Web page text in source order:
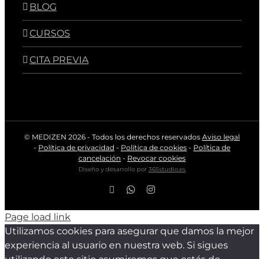
BLOG
CURSOS
CITA PREVIA
© MEDIZEN 2026 - Todos los derechos reservados Aviso legal
- Política de privacidad - Política de cookies - Política de
cancelación - Revocar cookies
Diseño y desarrollo por 365studio.es
FacebookWhatsAppInstagram
Page load link
Utilizamos cookies para asegurar que damos la mejor
experiencia al usuario en nuestra web. Si sigues